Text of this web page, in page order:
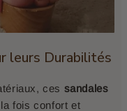
leurs Durabilités
ces sandales
fois confort et